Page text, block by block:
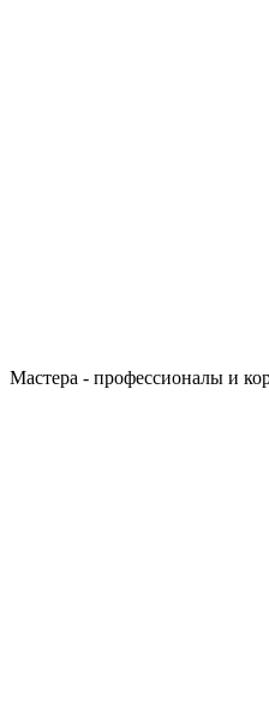
Мастера - профессионалы и